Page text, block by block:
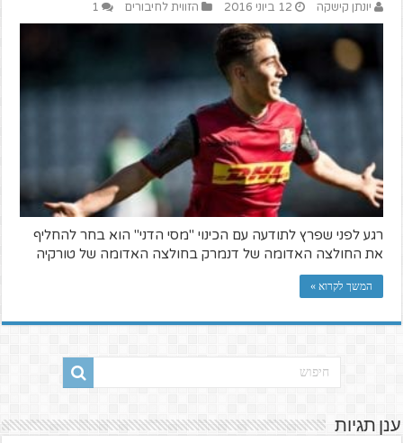
יונתן קישקה 12 ביוני 2016 הזווית לחיבורים 1
רגע לפני שפרץ לתודעה עם הכינוי "מסי הדני" הוא בחר להחליף
את החולצה האדומה של דנמרק בחולצה האדומה של טורקיה
המשך לקרוא »
ענן תגיות